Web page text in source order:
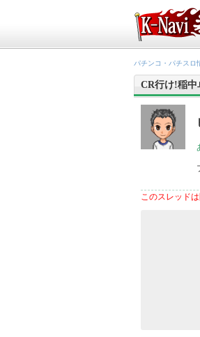
パチンコ・パチスロ
CR行け!稲中
このスレッド